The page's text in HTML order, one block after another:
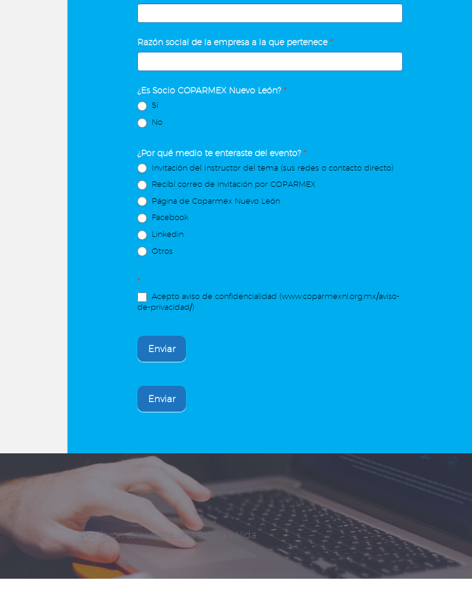
Razón social de la empresa a la que pertenece*
¿Es Socio COPARMEX Nuevo León? *
Sí
No
¿Por qué medio te enteraste del evento? *
Invitación del Instructor del tema (sus redes o contacto directo)
Recibí correo de invitación por COPARMEX
Página de Coparmex Nuevo León
Facebook
Linkedin
Otros
*
Acepto aviso de confidencialidad (www.coparmexnl.org.mx/aviso-
de-privacidad/)
Enviar
Enviar
Por favor, seleccione una forma válida